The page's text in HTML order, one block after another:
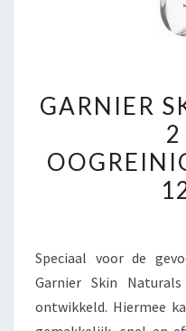
GARNIER
Speciaal voor de
Garnier Skin
ontwikkeld. Hiermee